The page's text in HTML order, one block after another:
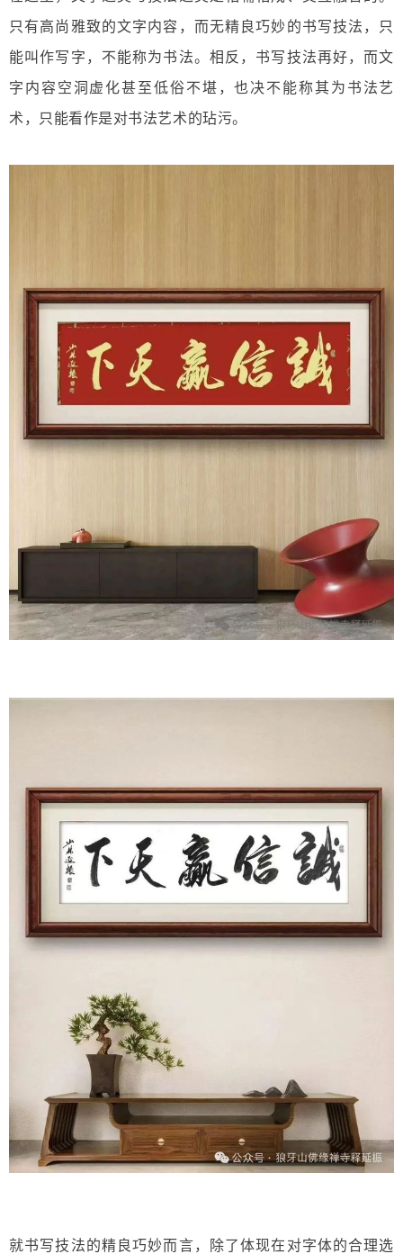
只有高尚雅致的文字内容，而无精良巧妙的书写技法，只
能叫作写字，不能称为书法。相反，书写技法再好，而文
字内容空洞虚化甚至低俗不堪，也决不能称其为书法艺
术，只能看作是对书法艺术的玷污。
就书写技法的精良巧妙而言，除了体现在对字体的合理选